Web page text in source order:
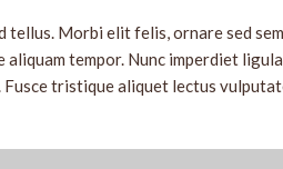
tellus. Morbi elit felis, ornare sed
tempor. Nunc imperdiet
tristique aliquet lectus